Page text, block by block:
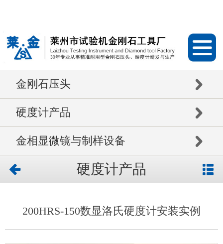
金刚石压头
硬度计产品
金相显微镜与制样设备
硬度计产品
200HRS-150数显洛氏硬度计安装实例